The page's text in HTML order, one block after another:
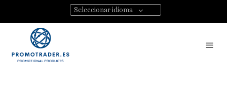
Seleccionar idioma